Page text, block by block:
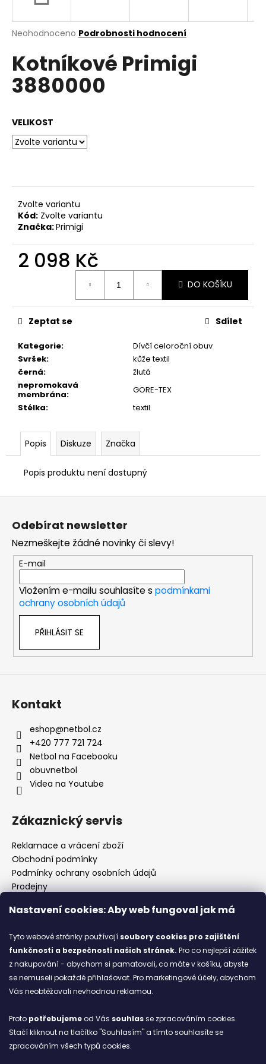
Nastavení cookies: Aby web fungoval jak má
Tyto webové stránky používají soubory cookies pro zajištění
funkčnosti a bezpečnosti našich stránek. Pro co nejlepší zážitek
z nakupování - abychom si pamatovali, co máte v košíku, abyste
se nemuseli pokaždé přihlašovat. Pro marketingové účely, abychom
Vás neobtěžovali nevhodnou reklamou.
Proto potřebujemeod Vás souhlasse zpracováním cookies.
Stačí kliknout na tlačítko "Souhlasím" a tímto souhlasíte se
zpracováním všech typů cookies.
Průměrné
produktu
je
0,0
z
Neohodnoceno Podrobnosti hodnocení
Kotníkové Primigi
3880000
VELIKOST
Zvolte variantu
Kód: Zvolte variantu
Značka:Primigi
2 098 Kč
DO KOŠÍKU
Kategorie:
Dívčí celoroční obuv
Svršek:
kůže textil
černá:
žlutá
nepromokavá
membrána:
GORE-TEX
Stélka: textil
Zeptat se Sdílet
Popis Diskuze Značka
Popis produktu není dostupný
j
t
?
D
o
p
o
r
u
e
m
DÁMSKÉ
PANTOFLE
PETER
LEGWOOD
ITACA
690
Kč
Z
Odebírat newsletter
Nezmeškejte žádné novinky či slevy!
E-mail
Vložením e-mailu souhlasíte s podmínkami
ochrany osobních údajů
PŘIHLÁSIT SE
Kontakt
eshop@netbol.cz
+420 777 721 724
Netbol na Facebooku
obuvnetbol
Videa na Youtube
Zákaznický servis
Reklamace a vrácení zboží
Obchodní podmínky
Podmínky ochrany osobních údajů
Prodejny
Značky
Blog
Ze starých bot staronové
ARCHIV